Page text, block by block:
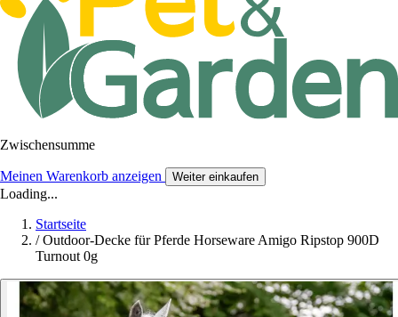
Zwischensumme
Meinen Warenkorb anzeigen Weiter einkaufen
Loading...
Startseite
/ Outdoor-Decke für Pferde Horseware Amigo Ripstop 900D
Turnout 0g